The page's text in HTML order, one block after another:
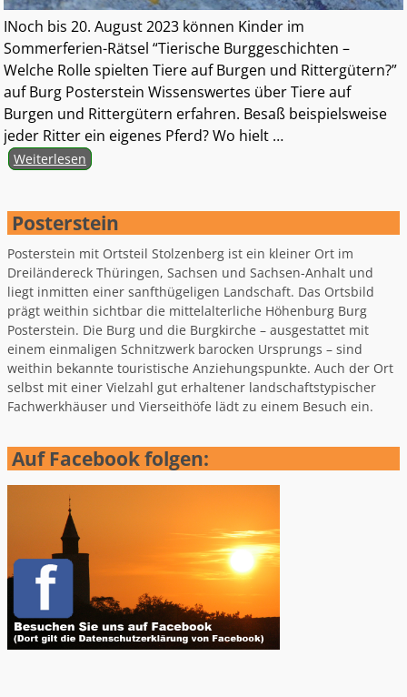
INoch bis 20. August 2023 können Kinder im
Sommerferien-Rätsel “Tierische Burggeschichten –
Welche Rolle spielten Tiere auf Burgen und Rittergütern?”
auf Burg Posterstein Wissenswertes über Tiere auf
Burgen und Rittergütern erfahren. Besaß beispielsweise
jeder Ritter ein eigenes Pferd? Wo hielt …
Weiterlesen
Posterstein
Posterstein mit Ortsteil Stolzenberg ist ein kleiner Ort im
Dreiländereck Thüringen, Sachsen und Sachsen-Anhalt und
liegt inmitten einer sanfthügeligen Landschaft. Das Ortsbild
prägt weithin sichtbar die mittelalterliche Höhenburg Burg
Posterstein. Die Burg und die Burgkirche – ausgestattet mit
einem einmaligen Schnitzwerk barocken Ursprungs – sind
weithin bekannte touristische Anziehungspunkte. Auch der Ort
selbst mit einer Vielzahl gut erhaltener landschaftstypischer
Fachwerkhäuser und Vierseithöfe lädt zu einem Besuch ein.
Auf Facebook folgen: